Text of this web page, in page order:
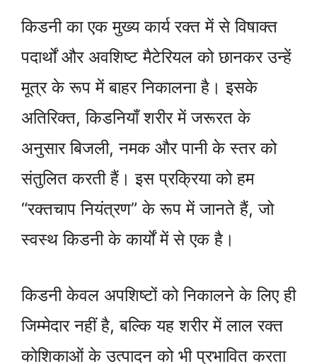
किडनी का एक मुख्य कार्य रक्त में से विषाक्त
पदार्थों और अवशिष्ट मैटेरियल को छानकर उन्हें
मूत्र के रूप में बाहर निकालना है। इसके
अतिरिक्त, किडनियाँ शरीर में जरूरत के
अनुसार बिजली, नमक और पानी के स्तर को
संतुलित करती हैं। इस प्रक्रिया को हम
“रक्तचाप नियंत्रण” के रूप में जानते हैं, जो
स्वस्थ किडनी के कार्यों में से एक है।
किडनी केवल अपशिष्टों को निकालने के लिए ही
जिम्मेदार नहीं है, बल्कि यह शरीर में लाल रक्त
कोशिकाओं के उत्पादन को भी प्रभावित करता